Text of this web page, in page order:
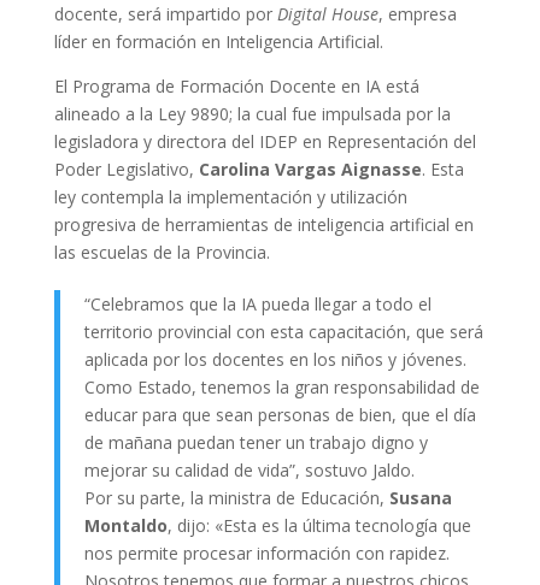
docente, será impartido por Digital House, empresa
líder en formación en Inteligencia Artificial.
El Programa de Formación Docente en IA está
alineado a la Ley 9890; la cual fue impulsada por la
legisladora y directora del IDEP en Representación del
Poder Legislativo, Carolina Vargas Aignasse. Esta
ley contempla la implementación y utilización
progresiva de herramientas de inteligencia artificial en
las escuelas de la Provincia.
“Celebramos que la IA pueda llegar a todo el
territorio provincial con esta capacitación, que será
aplicada por los docentes en los niños y jóvenes.
Como Estado, tenemos la gran responsabilidad de
educar para que sean personas de bien, que el día
de mañana puedan tener un trabajo digno y
mejorar su calidad de vida”, sostuvo Jaldo.
Por su parte, la ministra de Educación, Susana
Montaldo, dijo: «Esta es la última tecnología que
nos permite procesar información con rapidez.